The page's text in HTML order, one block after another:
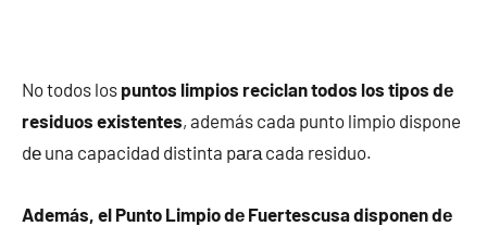
No todos los puntos limpios reciclan todos los tipos dе
residuos existentes, además cada punto limpio dispone
dе una capacidad distinta pаrа cada residuo.
Además, el Punto Limpio dе Fuertescusa disponen dе